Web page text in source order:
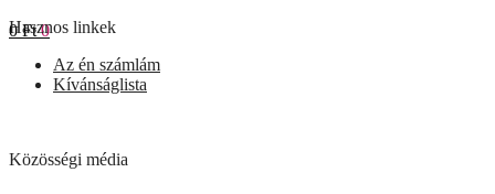
0Ft 0
Hasznos linkek
Az én számlám
Kívánságlista
Közösségi média